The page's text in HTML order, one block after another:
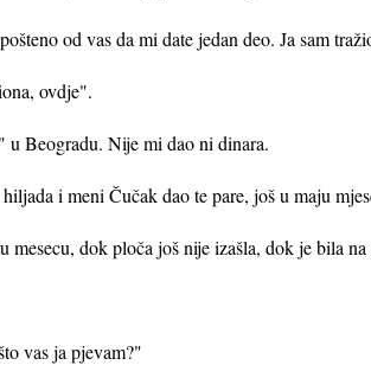
od vas da mi date jedan deo. Ja sam
ovdje".
Beogradu. Nije mi dao ni dinara.
i meni Čučak dao te pare, još u maju
mesecu, dok ploča još nije izašla, dok je bila
vas ja pjevam?"